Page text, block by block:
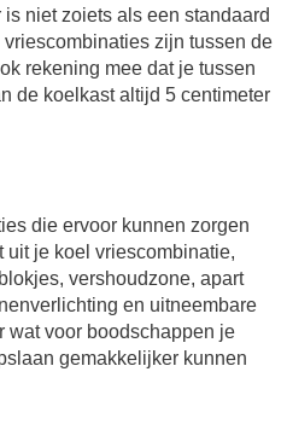
niet zoiets als een standaard
zijn tussen de
rekening mee dat je tussen
de koelkast altijd 5 centimeter
die ervoor kunnen zorgen
uit je koel vriescombinatie,
vershoudzone, apart
en uitneembare
wat voor boodschappen je
gemakkelijker kunnen